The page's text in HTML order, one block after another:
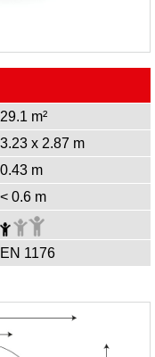
29.1 m²
3.23 x 2.87 m
0.43 m
< 0.6 m
EN 1176